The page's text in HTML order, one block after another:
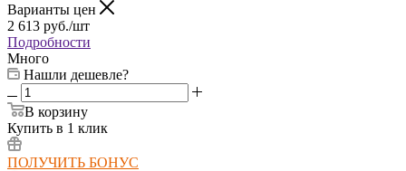
Варианты цен
2 613 руб./шт
Подробности
Много
Нашли дешевле?
В корзину
Купить в 1 клик
ПОЛУЧИТЬ БОНУС